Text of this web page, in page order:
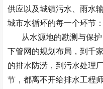
供应以及城镇污水、雨水
城市水循环的每一个环节：
从水源地的勘测与保
下管网的规划布局，到千
的排水防涝，到污水处理
节，都离不开给排水工程